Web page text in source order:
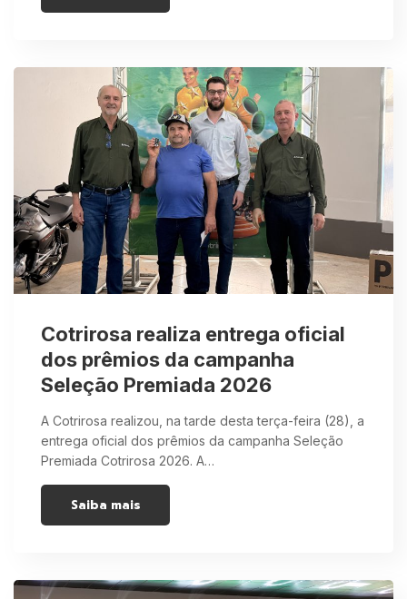
Cotrirosa realiza entrega oficial
dos prêmios da campanha
Seleção Premiada 2026
A Cotrirosa realizou, na tarde desta terça-feira (28), a
entrega oficial dos prêmios da campanha Seleção
Premiada Cotrirosa 2026. A…
Saiba mais